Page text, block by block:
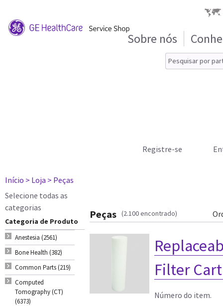
Sobre nós
Registre-se
Início > Loja > Peças
Selecione todas as
categorias
Categoria de Produto
Anestesia (2561)
Bone Health (382)
Common Parts (219)
Computed
Tomography (CT)
(6373)
Peças (2.100 encontrado)
Filter
Número do item.